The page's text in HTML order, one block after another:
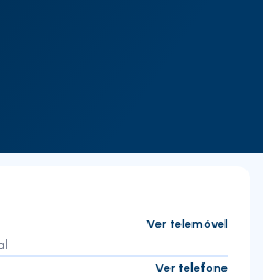
Ver telemóvel
Ver telefone